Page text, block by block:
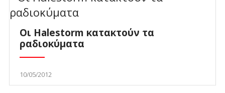
Οι Halestorm κατακτούν τα
ραδιοκύματα
10/05/2012